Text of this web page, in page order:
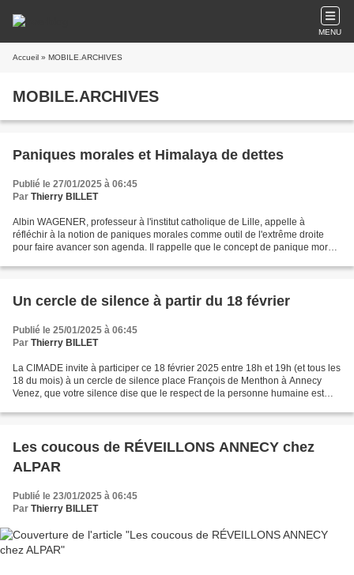
MENU
Accueil » MOBILE.ARCHIVES
MOBILE.ARCHIVES
Paniques morales et Himalaya de dettes
Publié le 27/01/2025 à 06:45
Par Thierry BILLET
Albin WAGENER, professeur à l'institut catholique de Lille, appelle à
réfléchir à la notion de paniques morales comme outil de l'extrême droite
pour faire avancer son agenda. Il rappelle que le concept de panique morale
Un cercle de silence à partir du 18 février
Publié le 25/01/2025 à 06:45
Par Thierry BILLET
La CIMADE invite à participer ce 18 février 2025 entre 18h et 19h (et tous les
18 du mois) à un cercle de silence place François de Menthon à Annecy
Venez, que votre silence dise que le respect de la personne humaine est
Les coucous de RÉVEILLONS ANNECY chez
ALPAR
Publié le 23/01/2025 à 06:45
Par Thierry BILLET